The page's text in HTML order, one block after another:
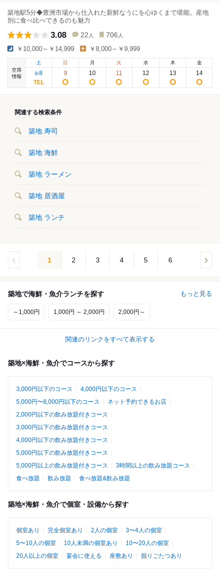
築地駅5分◆豊洲市場から仕入れた新鮮なうにを心ゆくまで堪能。産地
別に食べ比べできるのも魅力
3.08 22 人 706 人
￥10,000～￥14,999 ￥8,000～￥9,999
空席
情報
土
8/8
日
9
月
10
火
11
水
12
木
13
金
14
関連する検索条件
築地 寿司
築地 海鮮
築地 ラーメン
築地 居酒屋
築地 ランチ
1 2 3 4 5 6
築地で海鮮・魚介ランチを探す もっと見る
～1,000円 1,000円 ～ 2,000円 2,000円～
関連のリンクをすべて表示する
築地×海鮮・魚介でコースから探す
3,000円以下のコース
4,000円以下のコース
5,000円〜8,000円以下のコース
ネット予約できるお店
2,000円以下の飲み放題付きコース
3,000円以下の飲み放題付きコース
4,000円以下の飲み放題付きコース
5,000円以下の飲み放題付きコース
5,000円以上の飲み放題付きコース
3時間以上の飲み放題コース
食べ放題
飲み放題 食べ放題&飲み放題
築地×海鮮・魚介で個室・設備から探す
個室あり 完全個室あり 2人の個室
3〜4人の個室
5〜10人の個室
10人未満の個室あり
10〜20人の個室
20人以上の個室
宴会に使える 座敷あり 掘りごたつあり